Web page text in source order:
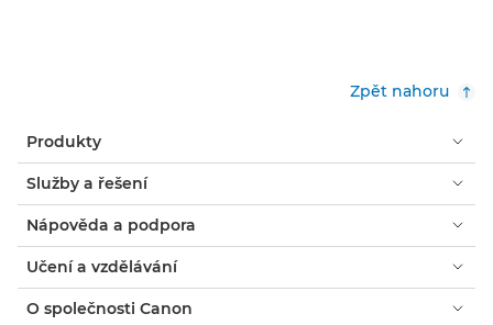
Zpět nahoru
Produkty
Služby a řešení
Nápověda a podpora
Učení a vzdělávání
O společnosti Canon